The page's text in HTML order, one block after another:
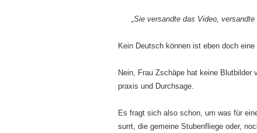
„Sie versandte das Video,
Kein Deutsch können ist eben doch eine
Nein, Frau Zschäpe hat keine
praxis und Durchsage.
Es fragt sich also schon, um was für
surrt, die gemeine Stubenfliege oder,